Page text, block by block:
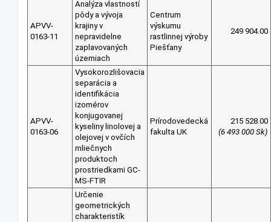
APVV-
0163-11
Analýza vlastností
pôdy a vývoja
krajiny v
nepravidelne
zaplavovaných
územiach
Centrum
výskumu
rastlinnej výroby
Piešťany
249 904.00
APVV-
0163-06
Vysokorozlišovacia
separácia a
identifikácia
izomérov
konjugovanej
kyseliny linolovej a
olejovej v ovčích
mliečnych
produktoch
prostriedkami GC-
MS-FTIR
Prírodovedecká
fakulta UK
215 528.00
(6 493 000 Sk)
Určenie
geometrických
charakteristík